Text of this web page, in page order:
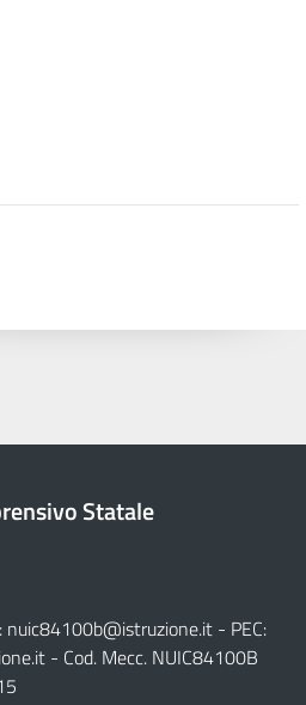
Statale
nuic84100b@istruzione.it - PEC:
- Cod. Mecc. NUIC84100B